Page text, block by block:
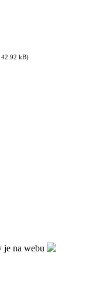
42.92 kB)
je na webu